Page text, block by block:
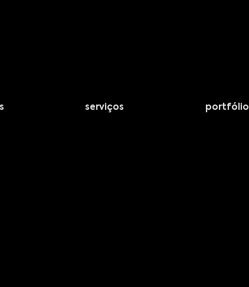
serviços portfólio